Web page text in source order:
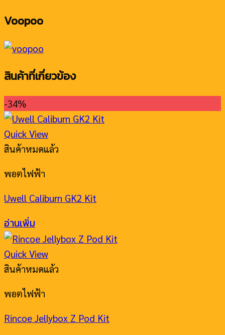
Voopoo
สินค้าที่เกี่ยวข้อง
-34%
Quick View
สินค้าหมดแล้ว
พอตไฟฟ้า
Uwell Caliburn GK2 Kit
อ่านเพิ่ม
Quick View
สินค้าหมดแล้ว
พอตไฟฟ้า
Rincoe Jellybox Z Pod Kit